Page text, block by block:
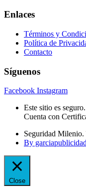
Enlaces
Términos y
Política de
Contacto
Síguenos
Facebook Instagram
Este sitio es seguro.
Cuenta con
Seguridad Milenio.
By
Close